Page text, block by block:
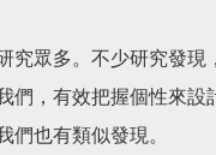
究眾多。不少研究發
們，有效把握個性來
們也有類似發現。